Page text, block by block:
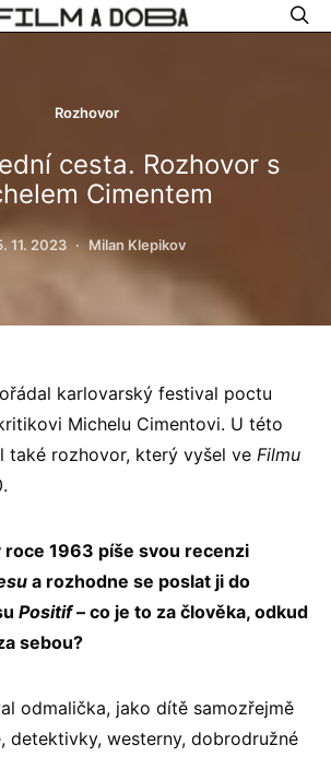
Rozhovor
cesta. Rozhovor s
Cimentem
11. 2023 Milan Klepikov
karlovarský festival poctu
Michelu Cimentovi. U této
také rozhovor, který vyšel ve Filmu
roce 1963 píše svou recenzi
a rozhodne se poslat ji do
Positif– co je to za člověka, odkud
sebou?
odmalička, jako dítě samozřejmě
detektivky, westerny, dobrodružné